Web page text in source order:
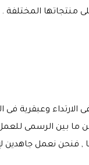
منتجاتها
الارتداء وعبقرية فى
2026 وتتعدد الاشكال فى كل الكولكشن
, فنحن نعمل جاهدين